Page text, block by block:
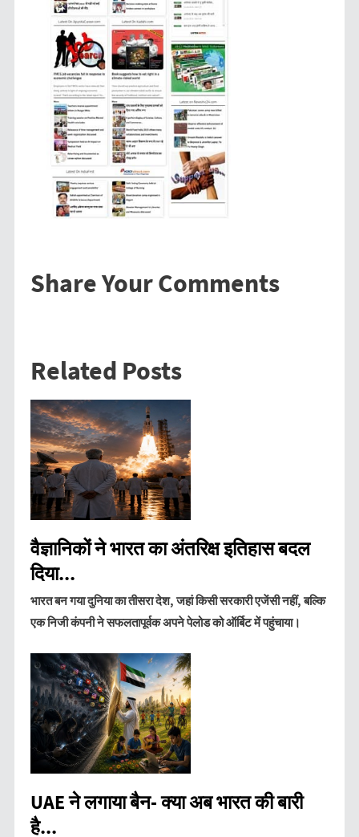
Share Your Comments
Related Posts
वैज्ञानिकों ने भारत का अंतरिक्ष इतिहास बदल
दिया...
भारत बन गया दुनिया का तीसरा देश, जहां किसी सरकारी एजेंसी नहीं, बल्कि
एक निजी कंपनी ने सफलतापूर्वक अपने पेलोड को ऑर्बिट में पहुंचाया।
UAE ने लगाया बैन- क्या अब भारत की बारी
है...